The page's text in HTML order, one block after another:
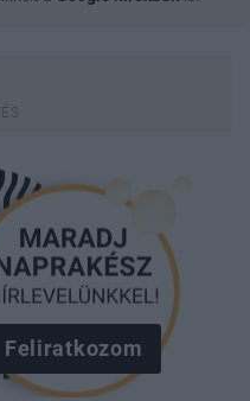
Feliratkozom